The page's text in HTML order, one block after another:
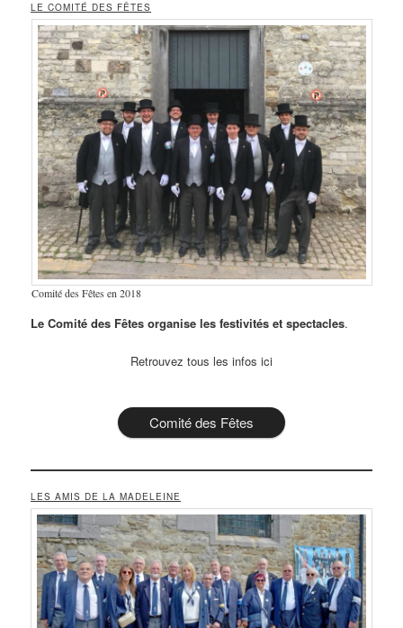
LE COMITÉ DES FÊTES
Comité des Fêtes en 2018
Le Comité des Fêtes organise les festivités et spectacles.
Retrouvez tous les infos ici
Comité des Fêtes
LES AMIS DE LA MADELEINE